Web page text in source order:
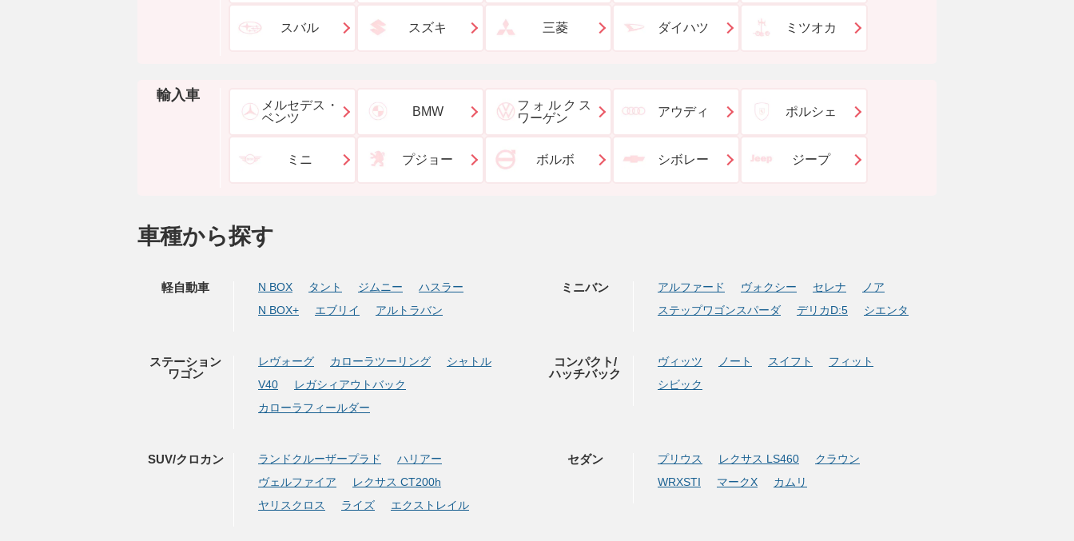
スバル スズキ 三菱 ダイハツ ミツオカ
輸入車
メルセデス・
ベンツ
BMW
フォルクス
ワーゲン
アウディ ポルシェ
ミニ プジョー ボルボ シボレー ジープ
車種から探す
軽自動車 N BOX タント ジムニー
ハスラー
N BOX+
エブリイ アルトラバン
ミニバン アルファード ヴォクシー セレナ
ノア
ステップワゴンスパーダ
デリカD:5 シエンタ
ステーション
ワゴン
レヴォーグ カローラツーリング
シャトル
V40
レガシィアウトバック
カローラフィールダー
コンパクト/
ハッチバック
ヴィッツ ノート スイフト
フィット
シビック
SUV/クロカン ランドクルーザープラド
ハリアー
ヴェルファイア
レクサス CT200h
ヤリスクロス
ライズ エクストレイル
セダン プリウス レクサス LS460
クラウン
WRXSTI
マークX カムリ